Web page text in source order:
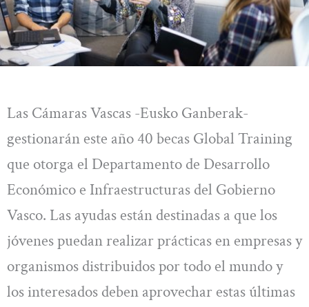
Las Cámaras Vascas -Eusko Ganberak-
gestionarán este año 40 becas Global Training
que otorga el Departamento de Desarrollo
Económico e Infraestructuras del Gobierno
Vasco. Las ayudas están destinadas a que los
jóvenes puedan realizar prácticas en empresas y
organismos distribuidos por todo el mundo y
los interesados deben aprovechar estas últimas